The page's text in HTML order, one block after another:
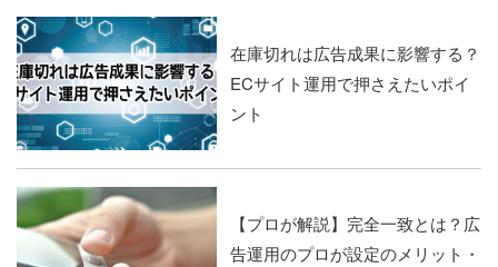
在庫切れは広告成果に影響する？
ECサイト運用で押さえたいポイ
ント
【プロが解説】完全一致とは？広
告運用のプロが設定のメリット・